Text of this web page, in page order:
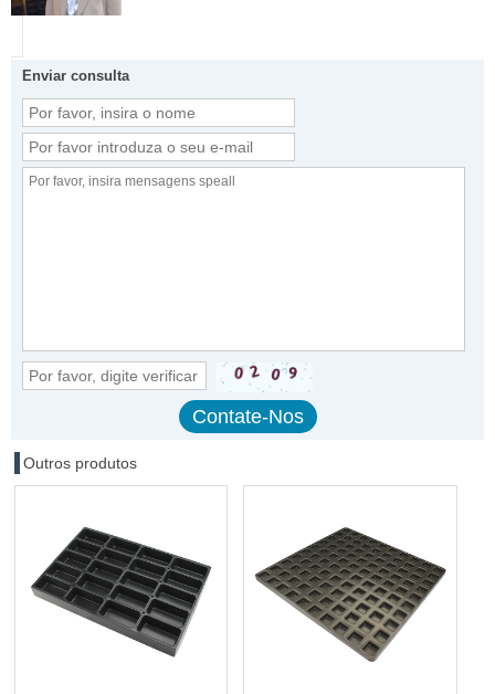
Enviar consulta
Outros produtos